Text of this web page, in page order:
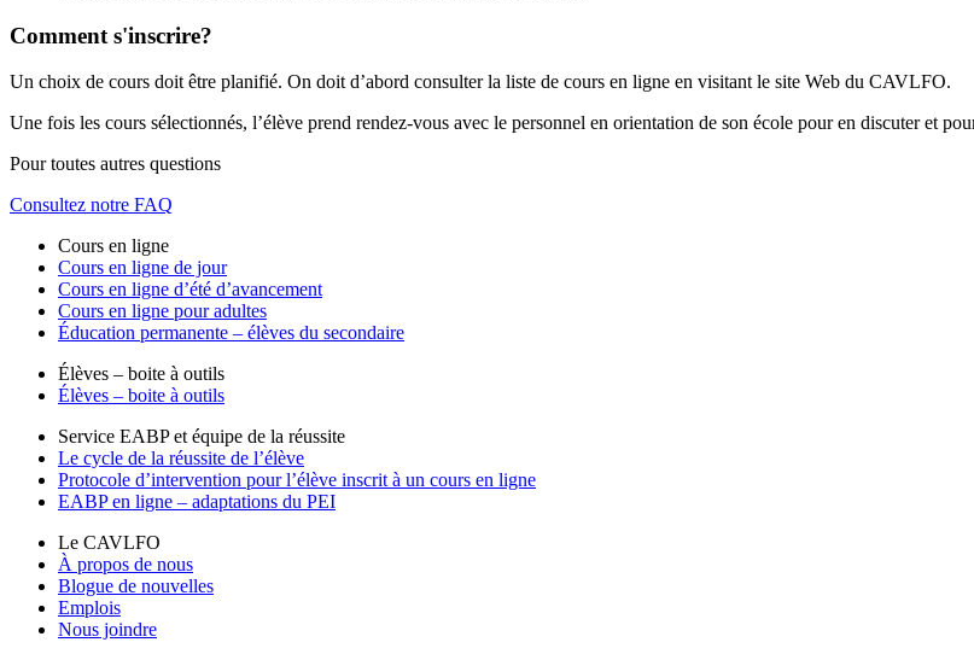
Comment s'inscrire?
Un choix de cours doit être planifié. On doit d’abord consulter la liste de cours en ligne en visitant le site Web du CAVLFO.
Une fois les cours sélectionnés, l’élève prend rendez-vous avec le personnel en orientation de son école pour en discuter et
Pour toutes autres questions
Consultez notre FAQ
Cours en ligne
Cours en ligne de jour
Cours en ligne d’été d’avancement
Cours en ligne pour adultes
Éducation permanente – élèves du secondaire
Élèves – boite à outils
Élèves – boite à outils
Service EABP et équipe de la réussite
Le cycle de la réussite de l’élève
Protocole d’intervention pour l’élève inscrit à un cours en ligne
EABP en ligne – adaptations du PEI
Le CAVLFO
À propos de nous
Blogue de nouvelles
Emplois
Nous joindre